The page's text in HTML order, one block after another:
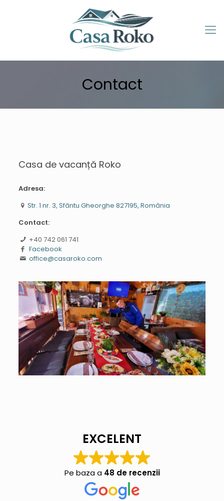
Contact
Casa de vacanță Roko
Adresa:
Str. 1 nr. 3, Sfântu Gheorghe 827195, România
Contact:
+40 742 061 741
Facebook
office@casaroko.com
EXCELENT
Pe baza a 48 de recenzii